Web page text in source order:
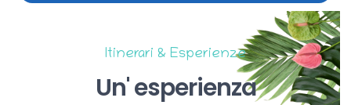
Itinerari & Esperienze
Un'esperienza